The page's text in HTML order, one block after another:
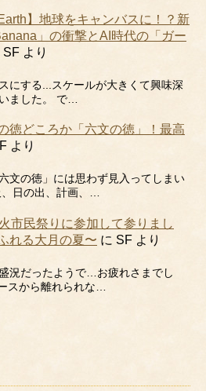
】地球をキャンバスに！？新
」の衝撃とAI時代の「ガー
SF より
にする...スケールが大きくて興味深
ました。 で…
徳どころか「六文の徳」！最高
より
文の徳」には思わず見入ってしまい
、日の出、計画、…
市民祭りに参加して参りまし
れる大月の夏〜 に SF より
況だったようで…お疲れさまでし
スから離れられな…